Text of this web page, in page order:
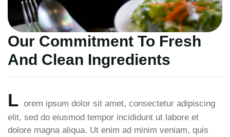
Our Commitment To Fresh
And Clean Ingredients
L orem ipsum dolor sit amet, consectetur adipiscing
elit, sed do eiusmod tempor incididunt ut labore et
dolore magna aliqua. Ut enim ad minim veniam, quis